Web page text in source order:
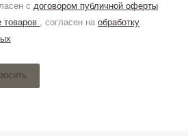
с договором публичной оферты
товаров , согласен на обработку